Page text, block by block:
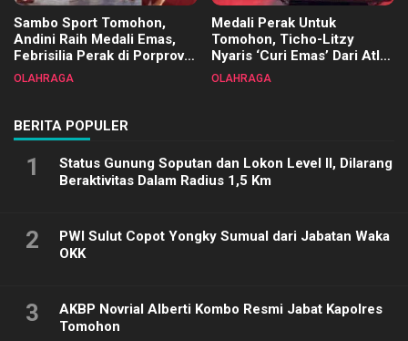
Sambo Sport Tomohon,
Andini Raih Medali Emas,
Febrisilia Perak di Porprov
Sulut 2025
OLAHRAGA
Medali Perak Untuk
Tomohon, Ticho-Litzy
Nyaris ‘Curi Emas’ Dari Atlet
Biliar PON di Porprov Sulut
OLAHRAGA
BERITA POPULER
1
Status Gunung Soputan dan Lokon Level II, Dilarang
Beraktivitas Dalam Radius 1,5 Km
2
PWI Sulut Copot Yongky Sumual dari Jabatan Waka
OKK
3
AKBP Novrial Alberti Kombo Resmi Jabat Kapolres
Tomohon